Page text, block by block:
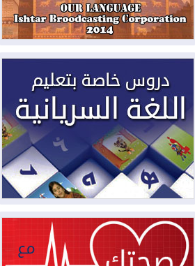
مليون قدم مكعب يومياً من غاز كورمور في
إقليم كوردستان إلى وزارة الكهرباء العراقية
2026-08-05
15كارثة بيئية ومناخية ترسم
ملامح أخطر التحديات التي تواجه العراق
2026-08-05
حرائق فرنسا.. توقيف 402
شخص بينهم 156 قاصرا منذ بداية موسم
الحرائق
2026-08-04سومو: إنتاج النفط في إقليم
كوردستان انخفض إلى أقل من 10%
2026-08-04ملفات حقبة الكاظمي تعود إلى
الواجهة.. أنباء عن مراجعات قضائية
وتحقيقات أوسع في قضايا فساد